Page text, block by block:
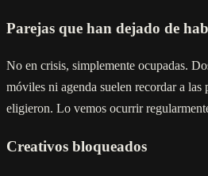
Parejas que han dejado de
No en crisis, simplemente ocupadas.
móviles ni agenda suelen recordar a las
eligieron. Lo vemos ocurrir
Creativos bloqueados